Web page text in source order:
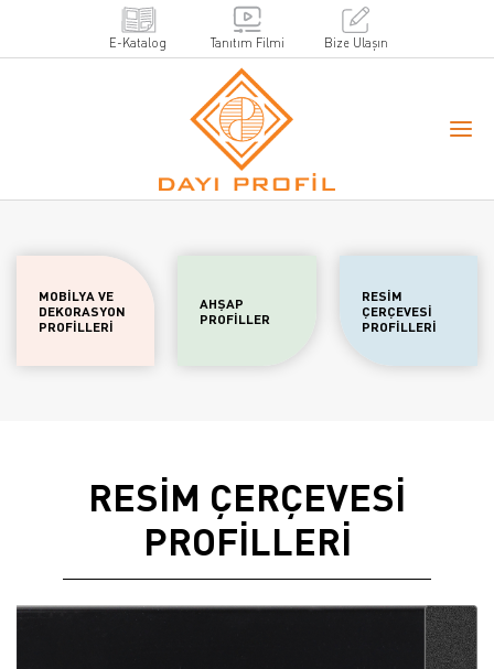
E-Katalog Tanıtım Filmi Bize Ulaşın
MOBİLYA VE
DEKORASYON
PROFİLLERİ
AHŞAP
PROFİLLER
RESİM
ÇERÇEVESİ
PROFİLLERİ
RESİM ÇERÇEVESİ
PROFİLLERİ